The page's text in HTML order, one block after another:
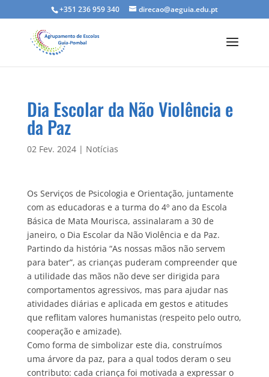
+351 236 959 340 direcao@aeguia.edu.pt
Dia Escolar da Não Violência e
da Paz
02 Fev. 2024| Notícias
Os Serviços de Psicologia e Orientação, juntamente
com as educadoras e a turma do 4º ano da Escola
Básica de Mata Mourisca, assinalaram a 30 de
janeiro, o Dia Escolar da Não Violência e da Paz.
Partindo da história “As nossas mãos não servem
para bater”, as crianças puderam compreender que
a utilidade das mãos não deve ser dirigida para
comportamentos agressivos, mas para ajudar nas
atividades diárias e aplicada em gestos e atitudes
que reflitam valores humanistas (respeito pelo outro,
cooperação e amizade).
Como forma de simbolizar este dia, construímos
uma árvore da paz, para a qual todos deram o seu
contributo: cada criança foi motivada a expressar o